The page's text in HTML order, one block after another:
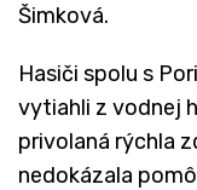
Šimková.
Hasiči spolu s
vytiahli z vodnej
privolaná rýchla
nedokázala